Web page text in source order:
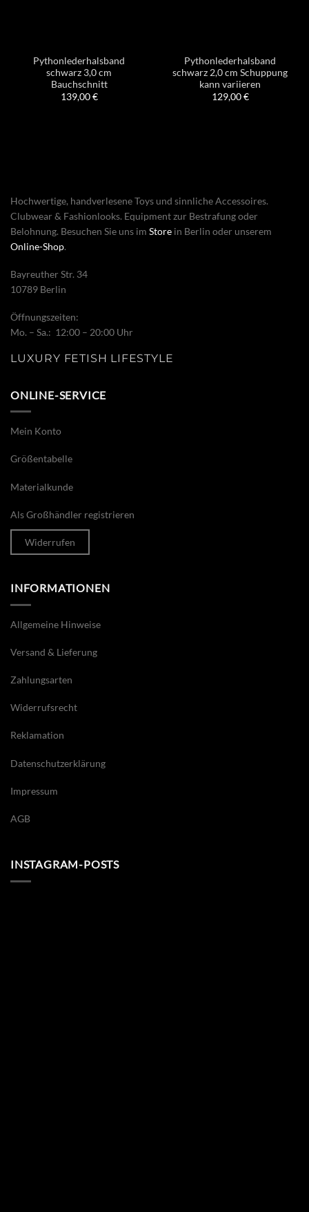
Pythonlederhalsband
schwarz 3,0 cm
Bauchschnitt
139,00€
Pythonlederhalsband
schwarz 2,0 cm Schuppung
kann variieren
129,00€
Hochwertige, handverlesene Toys und sinnliche Accessoires.
Clubwear & Fashionlooks. Equipment zur Bestrafung oder
Belohnung. Besuchen Sie uns im Store in Berlin oder unserem
Online-Shop.
Bayreuther Str. 34
10789 Berlin
Öffnungszeiten:
Mo. – Sa.: 12:00 – 20:00 Uhr
LUXURY FETISH LIFESTYLE
ONLINE-SERVICE
Mein Konto
Größentabelle
Materialkunde
Als Großhändler registrieren
Widerrufen
INFORMATIONEN
Allgemeine Hinweise
Versand & Lieferung
Zahlungsarten
Widerrufsrecht
Reklamation
Datenschutzerklärung
Impressum
AGB
INSTAGRAM-POSTS